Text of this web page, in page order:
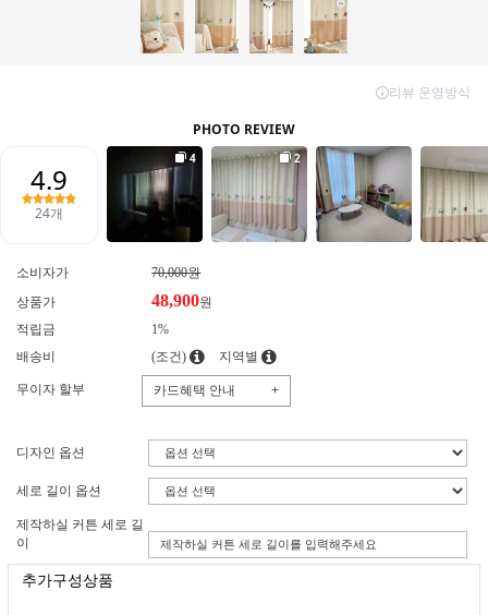
소비자가
70,000원
상품가
48,900원
적립금
1%
배송비
(조건) 지역별
무이자 할부 카드혜택 안내 +
디자인 옵션
세로 길이 옵션
제작하실 커튼 세로 길
이
추가구성상품